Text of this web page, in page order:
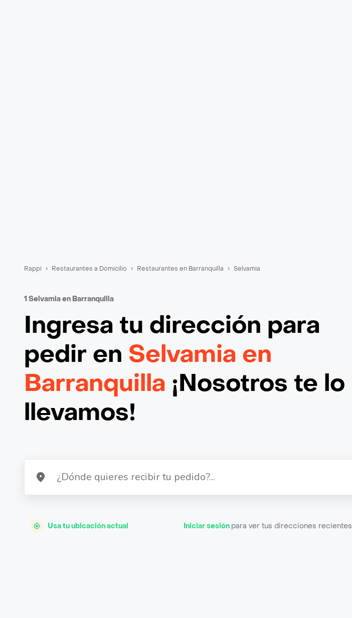
Rappi Restaurantes a Domicilio Restaurantes en Barranquilla Selvamia
1 Selvamia en Barranquilla
Ingresa tu dirección para
pedir en Selvamia en
Barranquilla ¡Nosotros te lo
llevamos!
Usa tu ubicación actual Iniciar sesión para ver tus direcciones recientes